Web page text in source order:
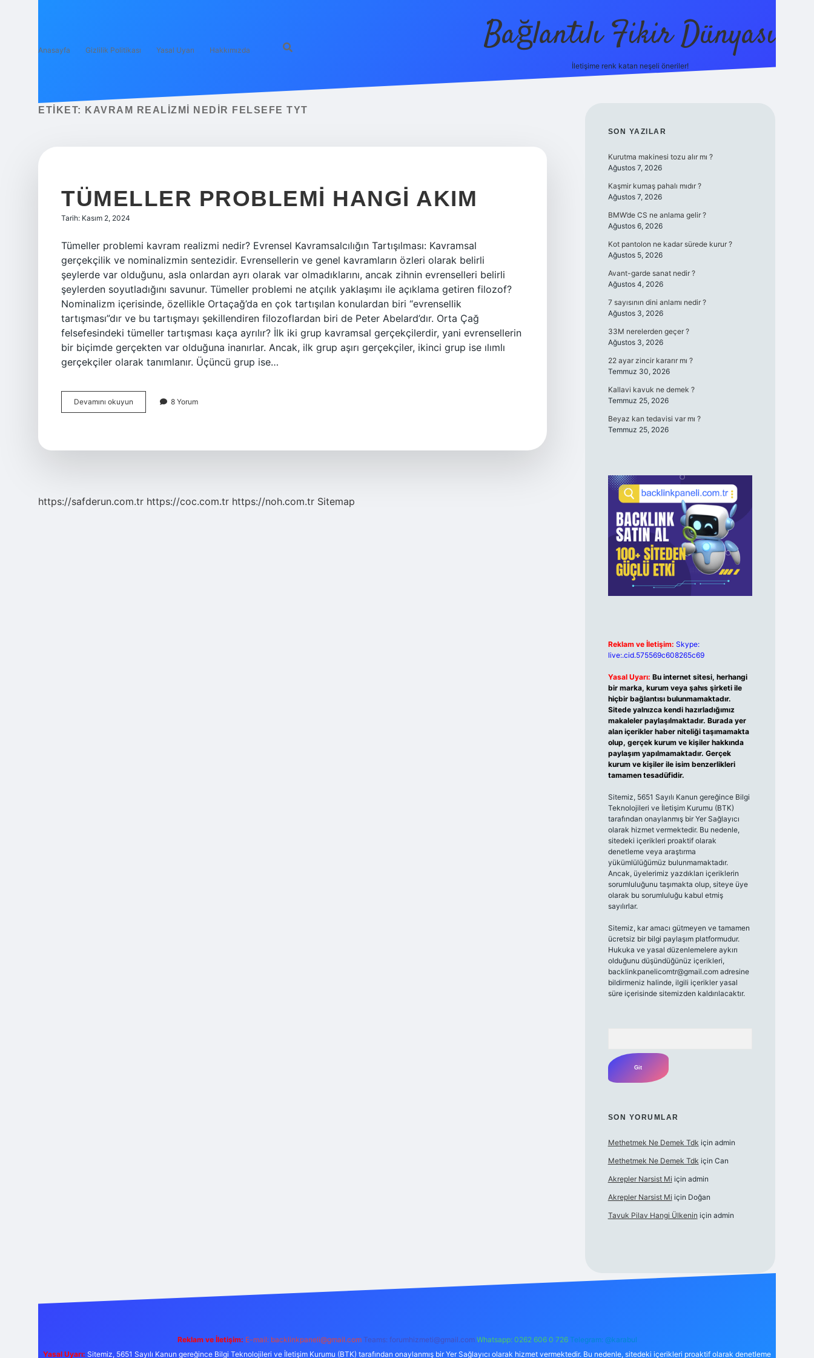
Anasayfa Gizlilik Politikası Yasal Uyarı Hakkımızda Bağlantılı Fikir Dünyası
İletişime renk katan neşeli öneriler!
ETIKET: KAVRAM REALIZMI NEDIR FELSEFE TYT
TÜMELLER PROBLEMI HANGI AKIM
Tarih: Kasım 2, 2024
Tümeller problemi kavram realizmi nedir? Evrensel Kavramsalcılığın Tartışılması: Kavramsal
gerçekçilik ve nominalizmin sentezidir. Evrensellerin ve genel kavramların özleri olarak belirli
şeylerde var olduğunu, asla onlardan ayrı olarak var olmadıklarını, ancak zihnin evrenselleri belirli
şeylerden soyutladığını savunur. Tümeller problemi ne atçılık yaklaşımı ile açıklama getiren filozof?
Nominalizm içerisinde, özellikle Ortaçağ’da en çok tartışılan konulardan biri “evrensellik
tartışması”dır ve bu tartışmayı şekillendiren filozoflardan biri de Peter Abelard’dır. Orta Çağ
felsefesindeki tümeller tartışması kaça ayrılır? İlk iki grup kavramsal gerçekçilerdir, yani evrensellerin
bir biçimde gerçekten var olduğuna inanırlar. Ancak, ilk grup aşırı gerçekçiler, ikinci grup ise ılımlı
gerçekçiler olarak tanımlanır. Üçüncü grup ise…
Devamını okuyun Tümeller
Problemi
8 Yorum
https://safderun.com.tr https://coc.com.tr https://noh.com.tr Sitemap
SIDEBAR
SON YAZILAR
Kurutma makinesi tozu alır mı ?
Ağustos 7, 2026
Kaşmir kumaş pahalı mıdır ?
Ağustos 7, 2026
BMW’de CS ne anlama gelir ?
Ağustos 6, 2026
Kot pantolon ne kadar sürede kurur ?
Ağustos 5, 2026
Avant-garde sanat nedir ?
Ağustos 4, 2026
7 sayısının dini anlamı nedir ?
Ağustos 3, 2026
33M nerelerden geçer ?
Ağustos 3, 2026
22 ayar zincir kararır mı ?
Temmuz 30, 2026
Kallavi kavuk ne demek ?
Temmuz 25, 2026
Beyaz kan tedavisi var mı ?
Temmuz 25, 2026
Reklam ve İletişim: Skype:
live:.cid.575569c608265c69
Yasal Uyarı: Bu internet sitesi, herhangi
bir marka, kurum veya şahıs şirketi ile
hiçbir bağlantısı bulunmamaktadır.
Sitede yalnızca kendi hazırladığımız
makaleler paylaşılmaktadır. Burada yer
alan içerikler haber niteliği taşımamakta
olup, gerçek kurum ve kişiler hakkında
paylaşım yapılmamaktadır. Gerçek
kurum ve kişiler ile isim benzerlikleri
tamamen tesadüfidir.
Sitemiz, 5651 Sayılı Kanun gereğince Bilgi
Teknolojileri ve İletişim Kurumu (BTK)
tarafından onaylanmış bir Yer Sağlayıcı
olarak hizmet vermektedir. Bu nedenle,
sitedeki içerikleri proaktif olarak
denetleme veya araştırma
yükümlülüğümüz bulunmamaktadır.
Ancak, üyelerimiz yazdıkları içeriklerin
sorumluluğunu taşımakta olup, siteye üye
olarak bu sorumluluğu kabul etmiş
sayılırlar.
Sitemiz, kar amacı gütmeyen ve tamamen
ücretsiz bir bilgi paylaşım platformudur.
Hukuka ve yasal düzenlemelere aykırı
olduğunu düşündüğünüz içerikleri,
backlinkpanelicomtr@gmail.comadresine
bildirmeniz halinde, ilgili içerikler yasal
süre içerisinde sitemizden kaldırılacaktır.
SON YORUMLAR
Methetmek Ne Demek Tdk için admin
Methetmek Ne Demek Tdk için Can
Akrepler Narsist Mi için admin
Akrepler Narsist Mi için Doğan
Tavuk Pilav Hangi Ülkenin için admin
Reklam ve İletişim: E-mail: backlinkpaneli@gmail.com Teams: forumhizmeti@gmail.com Whatsapp: 0262 606 0 726 Telegram: @karabul
Yasal Uyarı: Sitemiz, 5651 Sayılı Kanun gereğince Bilgi Teknolojileri ve İletişim Kurumu (BTK) tarafından onaylanmış bir Yer Sağlayıcı olarak hizmet vermektedir. Bu nedenle, sitedeki içerikleri proaktif olarak denetleme